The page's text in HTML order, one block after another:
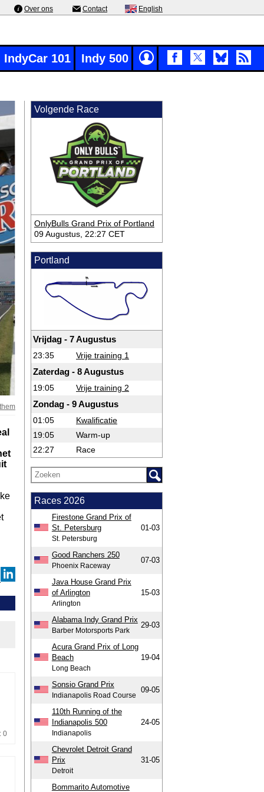
Over ons Contact English
IndyCar 101 Indy 500
0
Volgende Race
OnlyBulls Grand Prix of Portland
09 Augustus, 22:27 CET
Portland
Vrijdag - 7 Augustus
23:35 Vrije training 1
Zaterdag - 8 Augustus
19:05 Vrije training 2
Zondag - 9 Augustus
01:05
Kwalificatie
19:05
Warm-up
22:27
Race
Races 2026
Firestone Grand Prix of
St. Petersburg
St. Petersburg
01-03
Good Ranchers 250
Phoenix Raceway
07-03
Java House Grand Prix
of Arlington
Arlington
15-03
Alabama Indy Grand Prix
Barber Motorsports Park
29-03
Acura Grand Prix of Long
Beach
Long Beach
19-04
Sonsio Grand Prix
Indianapolis Road Course
09-05
110th Running of the
Indianapolis 500
Indianapolis
24-05
Chevrolet Detroit Grand
Prix
Detroit
31-05
Bommarito Automotive